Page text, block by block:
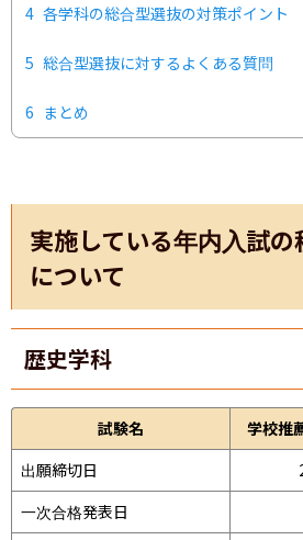
4 各学科の総合型選抜の対策ポイント
5 総合型選抜に対するよくある質問
6 まとめ
実施している年内入試
について
歴史学科
試験名
学校推
出願締切日
一次合格発表日